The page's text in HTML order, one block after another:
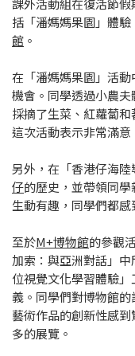
課外活動組在復活節
括「潘媽媽果園」體
館 。
在「潘媽媽果園」活
機會。同學透過小農
採摘了生菜、紅蘿蔔
這次活動表示非常滿意
另外，在「香港仔海
仔的歷史，並帶領同
生動有趣，同學們都感
至於M+博物館的參觀
加索：與亞洲對話」
位視覺文化學習體驗
義。同學們對博物館
藝術作品的創新性感
多的展覽。